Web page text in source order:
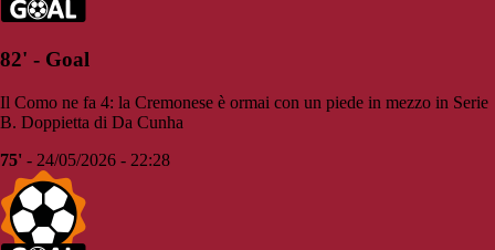
82' - Goal
Il Como ne fa 4: la Cremonese è ormai con un piede in mezzo in Serie
B. Doppietta di Da Cunha
75' - 24/05/2026 - 22:28